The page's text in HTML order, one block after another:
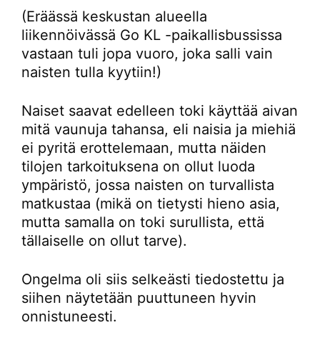
(Eräässä keskustan alueella
liikennöivässä Go KL -paikallisbussissa
vastaan tuli jopa vuoro, joka salli vain
naisten tulla kyytiin!)
Naiset saavat edelleen toki käyttää aivan
mitä vaunuja tahansa, eli naisia ja miehiä
ei pyritä erottelemaan, mutta näiden
tilojen tarkoituksena on ollut luoda
ympäristö, jossa naisten on turvallista
matkustaa (mikä on tietysti hieno asia,
mutta samalla on toki surullista, että
tällaiselle on ollut tarve).
Ongelma oli siis selkeästi tiedostettu ja
siihen näytetään puuttuneen hyvin
onnistuneesti.